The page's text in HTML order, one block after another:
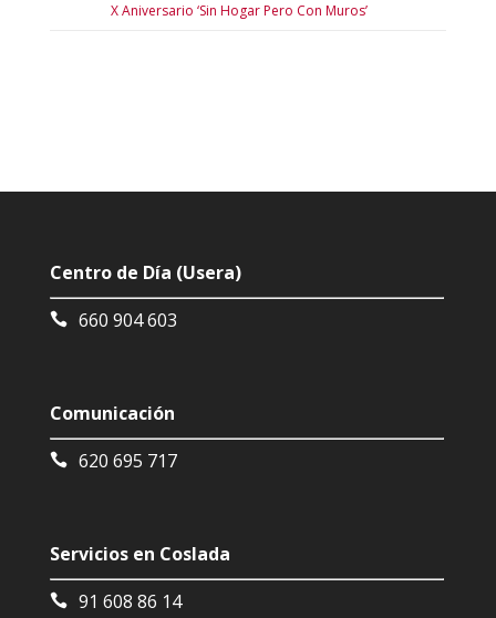
X Aniversario ‘Sin Hogar Pero Con Muros’
Centro de Día (Usera)
660 904 603
Comunicación
620 695 717
Servicios en Coslada
91 608 86 14